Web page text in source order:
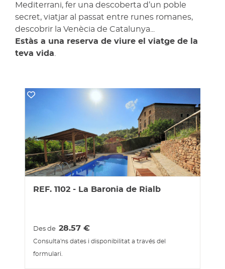
Mediterrani, fer una descoberta d’un poble
secret, viatjar al passat entre runes romanes,
descobrir la Venècia de Catalunya...
Estàs a una reserva de viure el viatge de la
teva vida
REF. 1102 - La Baronia de Rialb
Des de 28.57€
Consulta'ns dates i disponibilitat a través del
formulari.